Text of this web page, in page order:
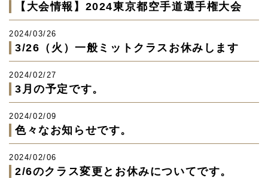
【大会情報】2024東京都空手道選手権大会
2024/03/26
3/26（火）一般ミットクラスお休みします
2024/02/27
3月の予定です。
2024/02/09
色々なお知らせです。
2024/02/06
2/6のクラス変更とお休みについてです。